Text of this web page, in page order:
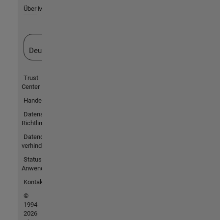
Über MathWorks
Deutschland
Trust
Center
Handelsmarken
Datenschutz-
Richtlinien
Datendiebstahl
verhindern
Status von
Anwendungen
Kontakt
©
1994-
2026